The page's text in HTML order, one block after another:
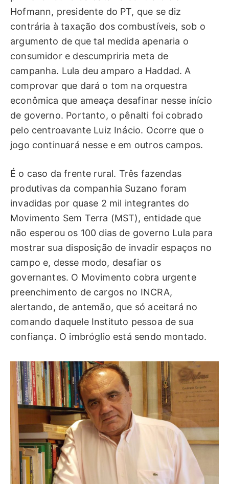
Hofmann, presidente do PT, que se diz
contrária à taxação dos combustíveis, sob o
argumento de que tal medida apenaria o
consumidor e descumpriria meta de
campanha. Lula deu amparo a Haddad. A
comprovar que dará o tom na orquestra
econômica que ameaça desafinar nesse início
de governo. Portanto, o pênalti foi cobrado
pelo centroavante Luiz Inácio. Ocorre que o
jogo continuará nesse e em outros campos.
É o caso da frente rural. Três fazendas
produtivas da companhia Suzano foram
invadidas por quase 2 mil integrantes do
Movimento Sem Terra (MST), entidade que
não esperou os 100 dias de governo Lula para
mostrar sua disposição de invadir espaços no
campo e, desse modo, desafiar os
governantes. O Movimento cobra urgente
preenchimento de cargos no INCRA,
alertando, de antemão, que só aceitará no
comando daquele Instituto pessoa de sua
confiança. O imbróglio está sendo montado.